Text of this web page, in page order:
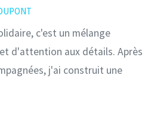
c'est un mélange
d'attention aux détails. Après
j'ai construit une